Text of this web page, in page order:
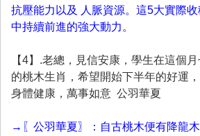
抗壓能力以及 人脈資源。這5大實際
中持續前進的強大動力。
【4】.老總，見信安康，學生在這個
的桃木生肖，希望開始下半年的好運
身體健康，萬事如意 公羽華夏
→〖公羽華夏〗：自古桃木便有降龍